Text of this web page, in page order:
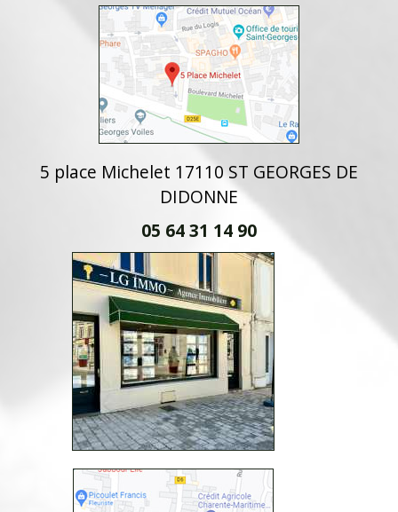
5 place Michelet 17110 ST GEORGES DE
DIDONNE
05 64 31 14 90